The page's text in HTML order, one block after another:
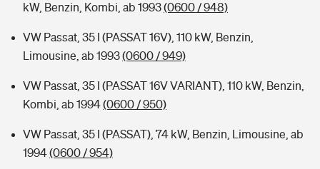
kW, Benzin, Kombi, ab 1993(0600 / 948)
VW Passat, 35 I (PASSAT 16V), 110 kW, Benzin,
Limousine, ab 1993(0600 / 949)
VW Passat, 35 I (PASSAT 16V VARIANT), 110 kW, Benzin,
Kombi, ab 1994(0600 / 950)
VW Passat, 35 I (PASSAT), 74 kW, Benzin, Limousine, ab
1994(0600 / 954)